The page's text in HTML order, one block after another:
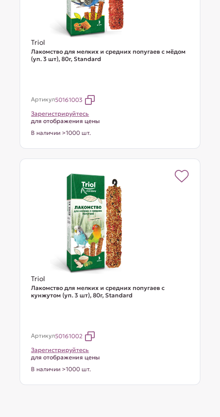
Triol
Лакомство для мелких и средних попугаев с мёдом
(уп. 3 шт), 80г, Standard
Артикул50161003
Зарегистрируйтесь
для отображения цены
В наличии >1000 шт.
Triol
Лакомство для мелких и средних попугаев с
кунжутом (уп. 3 шт), 80г, Standard
Артикул50161002
Зарегистрируйтесь
для отображения цены
В наличии >1000 шт.